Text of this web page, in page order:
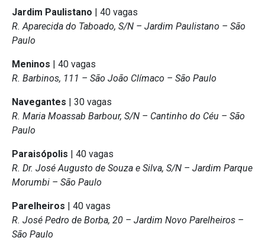
Jardim Paulistano | 40 vagas
R. Aparecida do Taboado, S/N – Jardim Paulistano – São
Paulo
Meninos | 40 vagas
R. Barbinos, 111 – São João Clímaco – São Paulo
Navegantes | 30 vagas
R. Maria Moassab Barbour, S/N – Cantinho do Céu – São
Paulo
Paraisópolis | 40 vagas
R. Dr. José Augusto de Souza e Silva, S/N – Jardim Parque
Morumbi – São Paulo
Parelheiros | 40 vagas
R. José Pedro de Borba, 20 – Jardim Novo Parelheiros –
São Paulo